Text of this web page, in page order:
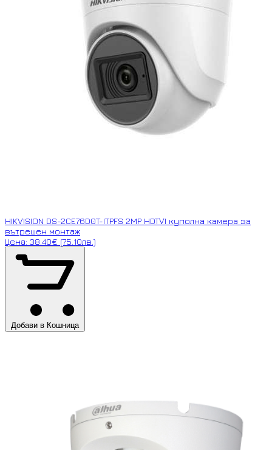
HIKVISION DS-2CE76D0T-ITPFS 2MP HDTVI куполна камера за
вътрешен монтаж
Цена: 38.40€ (75.10лв.)
Добави в Кошница